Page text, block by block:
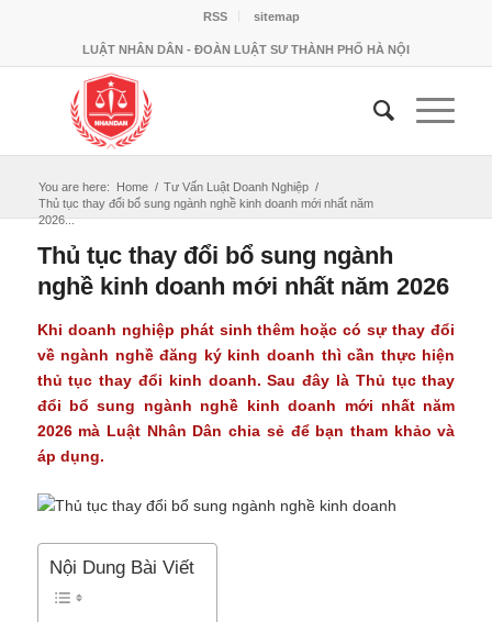
RSS sitemap
LUẬT NHÂN DÂN - ĐOÀN LUẬT SƯ THÀNH PHỐ HÀ NỘI
You are here: Home / Tư Vấn Luật Doanh Nghiệp /
Thủ tục thay đổi bổ sung ngành nghề kinh doanh mới nhất năm
2026...
Thủ tục thay đổi bổ sung ngành
nghề kinh doanh mới nhất năm 2026
Khi doanh nghiệp phát sinh thêm hoặc có sự thay đổi
về ngành nghề đăng ký kinh doanh thì cần thực hiện
thủ tục thay đổi kinh doanh. Sau đây là Thủ tục thay
đổi bổ sung ngành nghề kinh doanh mới nhất năm
2026 mà Luật Nhân Dân chia sẻ để bạn tham khảo và
áp dụng.
Nội Dung Bài Viết